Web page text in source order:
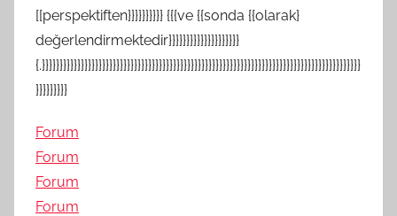
[[perspektiften}}}}}}}}}} {{{ve {{sonda {{olarak}
değerlendirmektedir}}}}}}}}}}}}}}}}}}}}
{.}}}}}}}}}}}}}}}}}}}}}}}}}}}}}}}}}}}}}}}}}}}}}}}}}}}}}}}}}}}}}}}}}}}}}}}}}}}}}}}}}}}}}}}}}}
}}}}}}}}}
Forum
Forum
Forum
Forum